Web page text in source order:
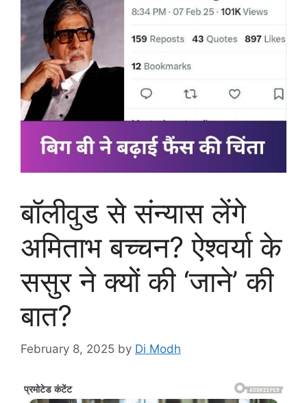
बॉलीवुड से संन्यास लेंगे
अमिताभ बच्चन? ऐश्वर्या के
ससुर ने क्यों की ‘जाने’ की
बात?
February 8, 2025 by Di Modh